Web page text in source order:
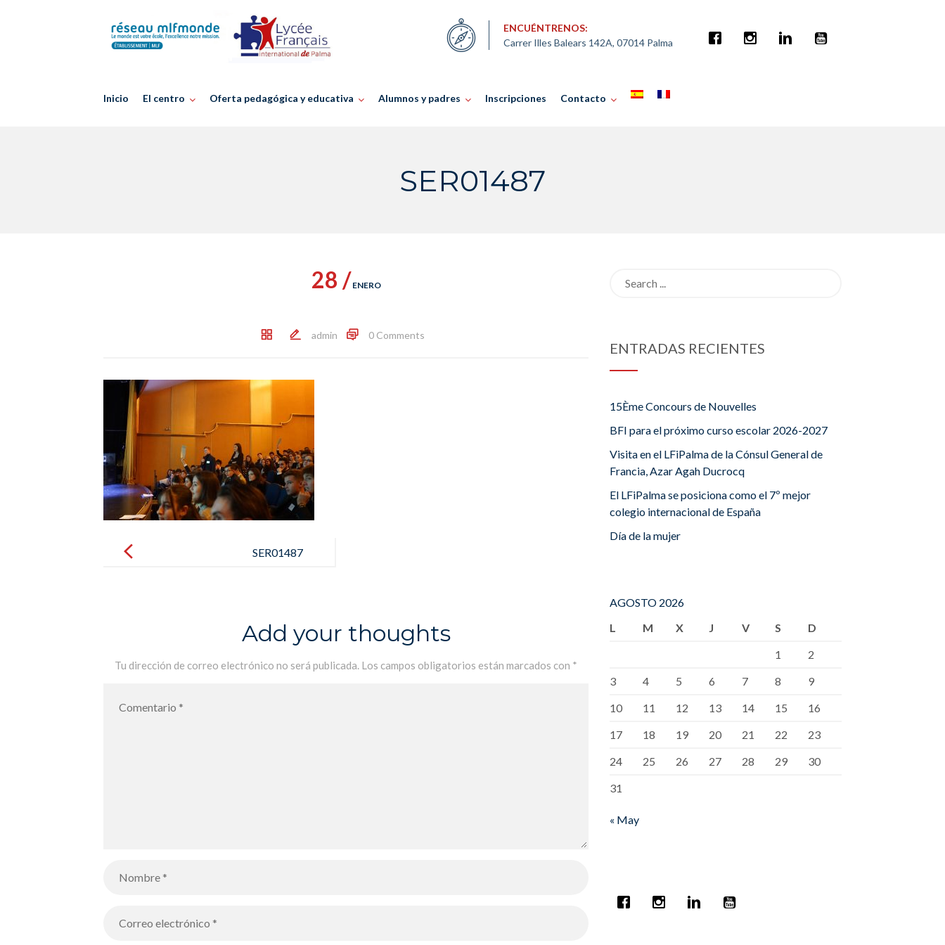
ENCUÉNTRENOS:
Carrer Illes Balears 142A, 07014 Palma
Inicio El centro Oferta pedagógica y educativa Alumnos y padres Inscripciones Contacto
SER01487
28 / ENERO
admin 0 Comments
navigation
SER01487
Add your thoughts
Tu dirección de correo electrónico no será publicada. Los campos obligatorios están marcados con *
ENTRADAS RECIENTES
15Ème Concours de Nouvelles
BFI para el próximo curso escolar 2026-2027
Visita en el LFiPalma de la Cónsul General de
Francia, Azar Agah Ducrocq
El LFiPalma se posiciona como el 7º mejor
colegio internacional de España
Día de la mujer
AGOSTO 2026
L
M X J V S
D
1
2
3
4 5 6 7 8
9
10
11 12 13 14 15
16
17
18 19 20 21 22
23
24
25 26 27 28 29
30
31
« May